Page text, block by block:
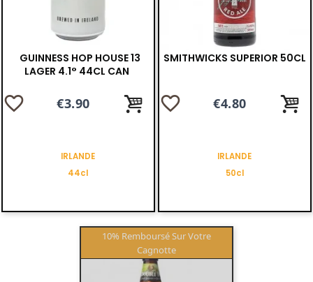
GUINNESS HOP HOUSE 13
LAGER 4.1° 44CL CAN
favorite_border Price
€3.90
IRLANDE
44cl
SMITHWICKS SUPERIOR 50CL
favorite_border Price
€4.80
IRLANDE
50cl